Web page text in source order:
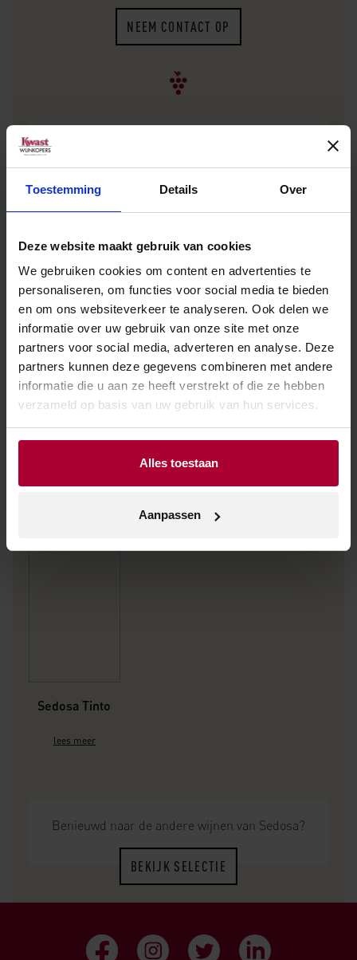
Toestemming Details Over
Deze website maakt gebruik van cookies
We gebruiken cookies om content en advertenties te
personaliseren, om functies voor social media te bieden
en om ons websiteverkeer te analyseren. Ook delen we
informatie over uw gebruik van onze site met onze
partners voor social media, adverteren en analyse. Deze
partners kunnen deze gegevens combineren met andere
informatie die u aan ze heeft verstrekt of die ze hebben
verzameld op basis van uw gebruik van hun services.
Alles toestaan
Aanpassen
NEEM CONTACT OP
Verkooppunt zoeken
postcode in en vind het dichtstbijzijnde
verkooppunt.
Andere wijnen van Sedosa
Sedosa Tinto
lees meer
Benieuwd naar de andere wijnen van Sedosa?
BEKIJK SELECTIE